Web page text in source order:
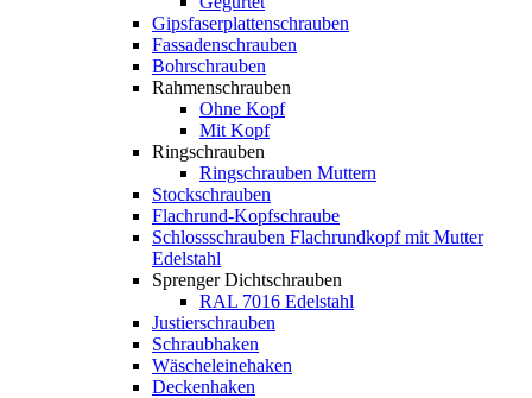
Gipsfaserplattenschrauben
Fassadenschrauben
Bohrschrauben
Rahmenschrauben
Ohne Kopf
Mit Kopf
Ringschrauben
Ringschrauben Muttern
Stockschrauben
Flachrund-Kopfschraube
Schlossschrauben Flachrundkopf mit Mutter
Edelstahl
Sprenger Dichtschrauben
RAL 7016 Edelstahl
Justierschrauben
Schraubhaken
Wäscheleinehaken
Deckenhaken